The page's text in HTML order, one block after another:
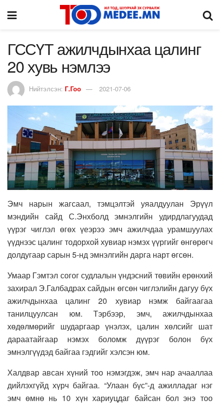
ГССҮТ ажилчдынхаа цалинг
20 хувь нэмлээ
Нийтэлсэн: Г.Гоо 2021-07-06
Эмч нарын жагсаал, тэмцэлтэй уяалдуулан Эрүүл
мэндийн сайд С.Энхболд эмнэлгийн удирдлагуудад
үүрэг чиглэл өгөх үеэрээ эмч ажилчдаа урамшуулах
үүднээс цалинг тодорхой хувиар нэмэх үүргийг өнгөрөгч
долдугаар сарын 5-нд эмнэлгийн дарга нарт өгсөн.
Умаар Гэмтэл согог судлалын үндэсний төвийн ерөнхий
захирал Э.Галбадрах сайдын өгсөн чиглэлийн дагуу бүх
ажилчдынхаа цалинг 20 хувиар нэмж байгаагаа
танилцуулсан юм. Тэрбээр, эмч, ажилчдынхаа
хөдөлмөрийг шударгаар үнэлэх, цалин хөлсийг шат
дараатайгаар нэмэх боломж дүүрэг болон бүх
эмнэлгүүдэд байгаа гэдгийг хэлсэн юм.
Халдвар авсан хүний тоо нэмэгдэж, эмч нар ачааллаа
дийлэхгүйд хүрч байгаа. “Улаан бүс”-д ажилладаг нэг
эмч өмнө нь 10 хүн хариуцдаг байсан бол энэ тоо